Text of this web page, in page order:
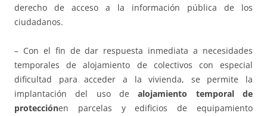
derecho de acceso a la información pública de los
ciudadanos.
– Con el fin de dar respuesta inmediata a necesidades
temporales de alojamiento de colectivos con especial
dificultad para acceder a la vivienda, se permite la
implantación del uso dealojamiento temporal de
protecciónen parcelas y edificios de equipamiento